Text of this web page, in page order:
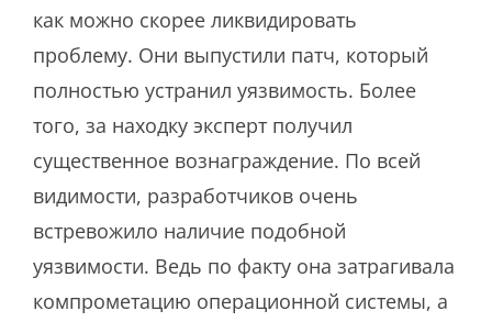
как можно скорее ликвидировать
проблему. Они выпустили патч, который
полностью устранил уязвимость. Более
того, за находку эксперт получил
существенное вознаграждение. По всей
видимости, разработчиков очень
встревожило наличие подобной
уязвимости. Ведь по факту она затрагивала
компрометацию операционной системы, а